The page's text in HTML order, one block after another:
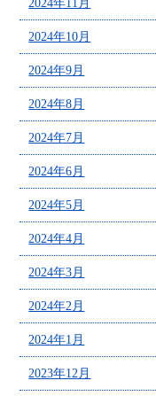
2024年11月
2024年10月
2024年9月
2024年8月
2024年7月
2024年6月
2024年5月
2024年4月
2024年3月
2024年2月
2024年1月
2023年12月